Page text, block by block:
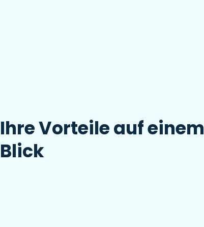
Ihre Vorteile auf einem
Blick